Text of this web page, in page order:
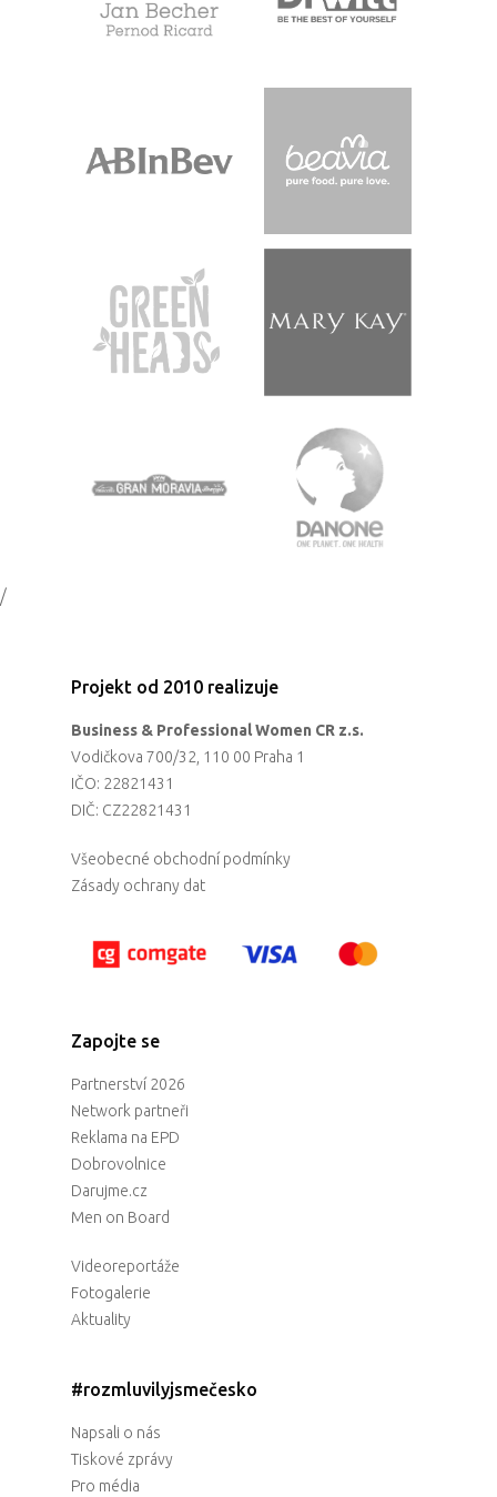
/
Projekt od 2010 realizuje
Business & Professional Women CR z.s.
Vodičkova 700/32, 110 00 Praha 1
IČO: 22821431
DIČ: CZ22821431
Všeobecné obchodní podmínky
Zásady ochrany dat
Zapojte se
Partnerství 2026
Network partneři
Reklama na EPD
Dobrovolnice
Darujme.cz
Men on Board
Videoreportáže
Fotogalerie
Aktuality
#rozmluvilyjsmečesko
Napsali o nás
Tiskové zprávy
Pro média